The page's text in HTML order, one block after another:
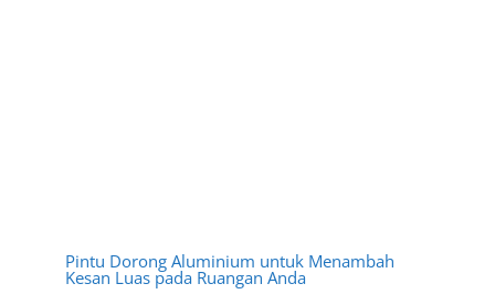
Pintu Dorong Aluminium untuk Menambah
Kesan Luas pada Ruangan Anda